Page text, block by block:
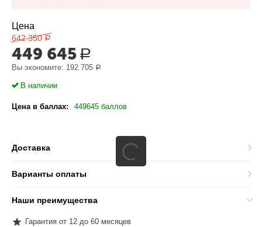
Цена
642 350 Р
449 645 Р
Вы экономите: 192 705 Р
В наличии
Цена в баллах: 449645 баллов
Доставка
Варианты оплаты
Наши преимущества
Гарантия от 12 до 60 месяцев